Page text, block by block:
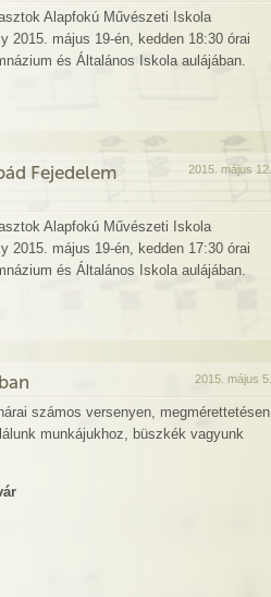
Alapfokú Művészeti Iskola
2015. május 19-én, kedden 18:30 órai
és Általános Iskola aulájában.
2015. május 12.
Fejedelem
Alapfokú Művészeti Iskola
2015. május 19-én, kedden 17:30 órai
és Általános Iskola aulájában.
2015. május 5.
számos versenyen, megmérettetésen
munkájukhoz, büszkék vagyunk